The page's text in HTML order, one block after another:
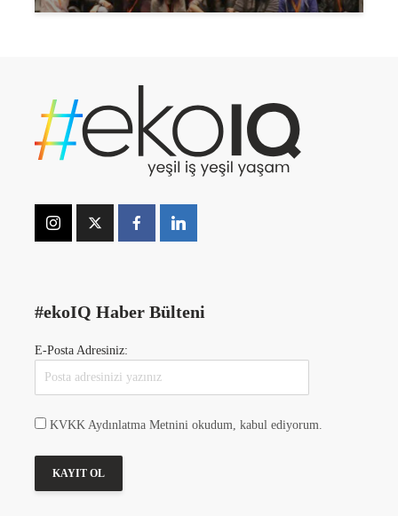
#ekoIQ Haber Bülteni
E-Posta Adresiniz:
KVKK Aydınlatma Metnini okudum, kabul ediyorum.